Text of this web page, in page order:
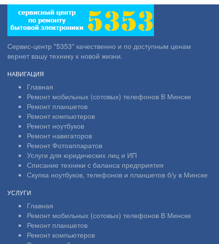
Сервис-центр "5353" качественно и по доступным ценам
вернет вашу технику к новой жизни.
НАВИГАЦИЯ
Главная
Ремонт мобильных (сотовых) телефонов В Минске
Ремонт планшетов
Ремонт компьютеров
Ремонт ноутбуков
Ремонт навигаторов
Ремонт Фотоаппаратов
Услуги для юридических лиц и ИП
Списание техники с баланса предприятия
Скупка ноутбуков, телефонов и планшетов б/у в Минске
УСЛУГИ
Главная
Ремонт мобильных (сотовых) телефонов В Минске
Ремонт планшетов
Ремонт компьютеров